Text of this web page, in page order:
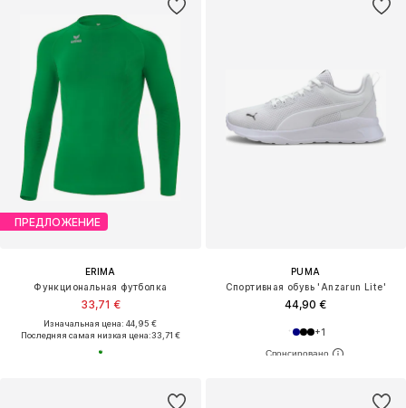
ПРЕДЛОЖЕНИЕ
ERIMA
Функциональная футболка
33,71 €
Изначальная цена: 44,95 €
Последняя самая низкая цена:33,71 €
PUMA
Спортивная обувь 'Anzarun Lite'
44,90 €
+1